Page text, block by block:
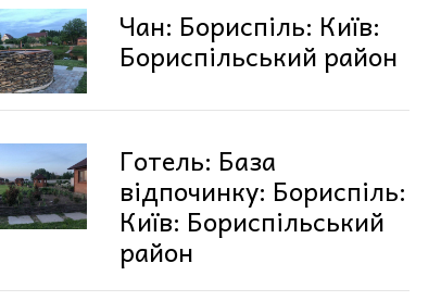
Чан: Бориспіль: Київ:
Бориспільський район
Готель: База
відпочинку: Бориспіль:
Київ: Бориспільський
район